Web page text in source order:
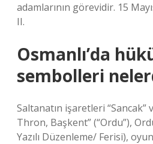
adamlarının görevidir. 15
II.
Osmanlı’da
sembolleri
Saltanatın işaretleri “Sancak”
Thron, Başkent” (“Ordu”),
Yazılı Düzenleme/ Ferisi),